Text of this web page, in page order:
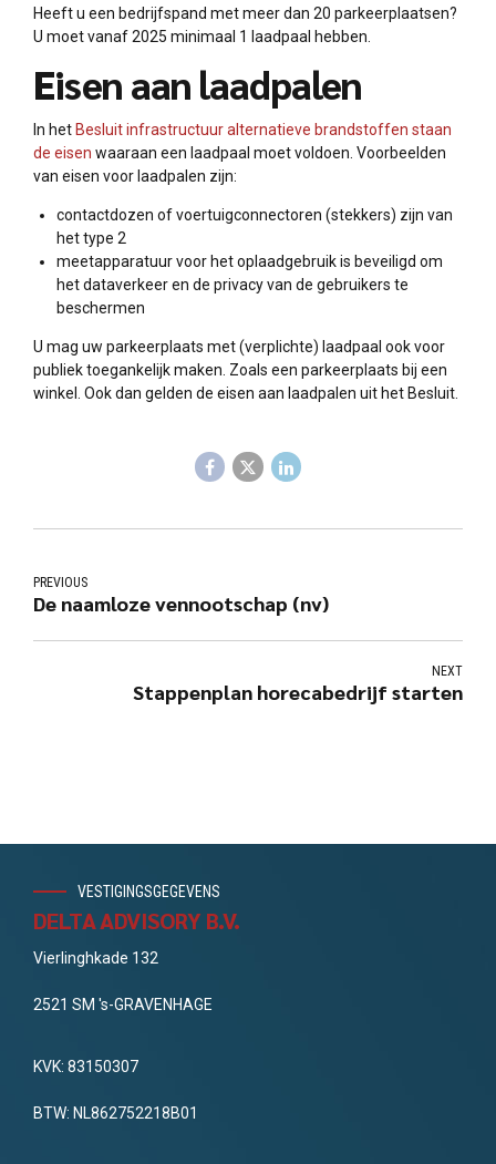
Heeft u een bedrijfspand met meer dan 20 parkeerplaatsen?
U moet vanaf 2025 minimaal 1 laadpaal hebben.
Eisen aan laadpalen
In het Besluit infrastructuur alternatieve brandstoffen staan
de eisen waaraan een laadpaal moet voldoen. Voorbeelden
van eisen voor laadpalen zijn:
contactdozen of voertuigconnectoren (stekkers) zijn van
het type 2
meetapparatuur voor het oplaadgebruik is beveiligd om
het dataverkeer en de privacy van de gebruikers te
beschermen
U mag uw parkeerplaats met (verplichte) laadpaal ook voor
publiek toegankelijk maken. Zoals een parkeerplaats bij een
winkel. Ook dan gelden de eisen aan laadpalen uit het Besluit.
PREVIOUS
De naamloze vennootschap (nv)
NEXT
Stappenplan horecabedrijf starten
VESTIGINGSGEGEVENS
DELTA ADVISORY B.V.
Vierlinghkade 132
2521 SM 's-GRAVENHAGE
KVK: 83150307
BTW: NL862752218B01